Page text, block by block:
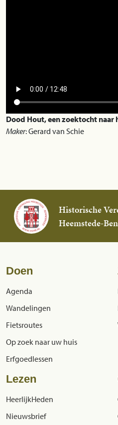
Dood Hout, een zoektocht naar
Maker: Gerard van Schie
Historische
Heemstede-
Doen
Agenda
Wandelingen
Fietsroutes
Op zoek naar uw huis
Erfgoedlessen
Lezen
HeerlijkHeden
Nieuwsbrief